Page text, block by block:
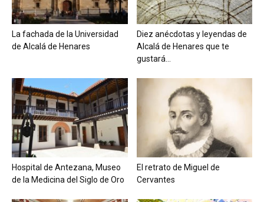
La fachada de la Universidad
de Alcalá de Henares
Diez anécdotas y leyendas de
Alcalá de Henares que te
gustará...
Hospital de Antezana, Museo
de la Medicina del Siglo de Oro
El retrato de Miguel de
Cervantes